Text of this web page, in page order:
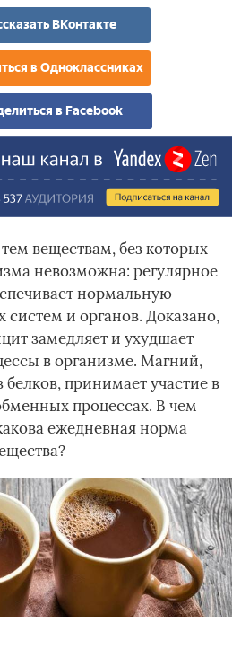
ВКонтакте
в Одноклассниках
в Facebook
веществам, без которых
невозможна: регулярное
нормальную
систем и органов. Доказано,
замедляет и ухудшает
в организме. Магний,
принимает участие в
процессах. В чем
ежедневная норма